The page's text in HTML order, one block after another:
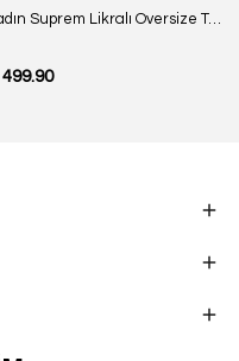
Kadın Suprem Likralı Oversize T-Shirt - BORDO